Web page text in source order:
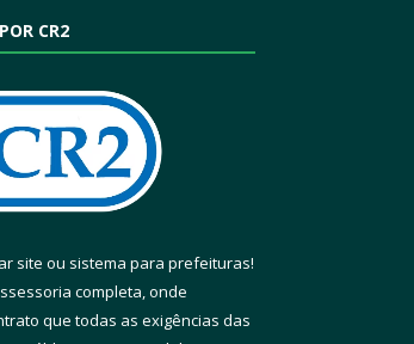
CR2
site ou sistema para prefeituras!
completa, onde
que todas as exigências das